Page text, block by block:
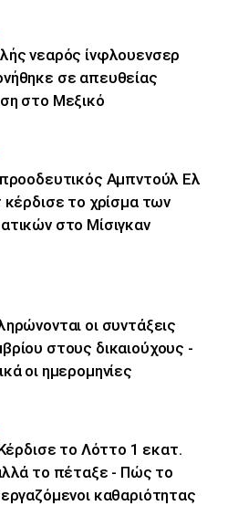
νεαρός ίνφλουενσερ
σε απευθείας
στο Μεξικό
Αμπντούλ Ελ
κέρδισε το χρίσμα των
στο Μίσιγκαν
οι συντάξεις
στους δικαιούχους -
οι ημερομηνίες
Κέρδισε το Λόττο 1 εκατ.
το πέταξε - Πώς το
καθαριότητας